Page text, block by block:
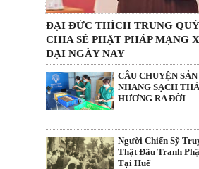
ĐẠI ĐỨC THÍCH TRUNG
CHIA SẺ PHẬT PHÁP MẠNG
ĐẠI NGÀY NAY
CÂU CHUYỆN
NHANG SẠCH
HƯƠNG RA ĐỜI
Người Chiến Sỹ
Thật Đấu Tranh
Tại Huế